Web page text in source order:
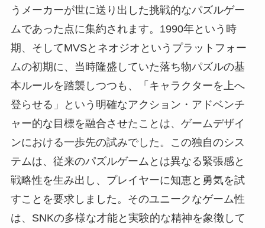
うメーカーが世に送り出した挑戦的なパズルゲー
ムであった点に集約されます。1990年という時
期、そしてMVSとネオジオというプラットフォー
ムの初期に、当時隆盛していた落ち物パズルの基
本ルールを踏襲しつつも、「キャラクターを上へ
登らせる」という明確なアクション・アドベンチ
ャー的な目標を融合させたことは、ゲームデザイ
ンにおける一歩先の試みでした。この独自のシス
テムは、従来のパズルゲームとは異なる緊張感と
戦略性を生み出し、プレイヤーに知恵と勇気を試
すことを要求しました。そのユニークなゲーム性
は、SNKの多様な才能と実験的な精神を象徴して